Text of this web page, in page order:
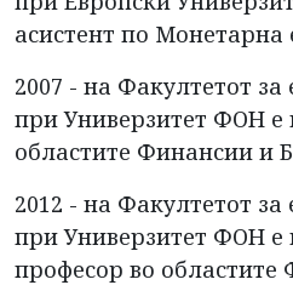
асистент по Монетарна
2007 - на Факултетот
при Универзитет ФОН е
областите Финансии и
2012 - на Факултетот
при Универзитет ФОН е
професор во областите